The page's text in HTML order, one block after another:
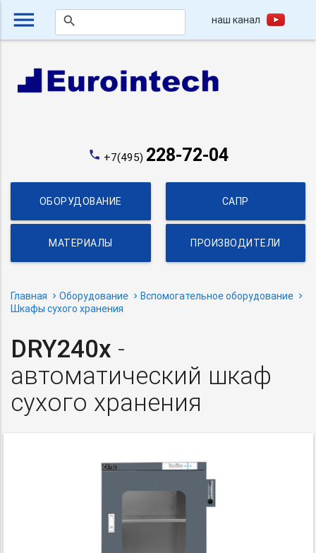
menu search наш канал
phone +7(495) 228-72-04
ОБОРУДОВАНИЕ САПР
МАТЕРИАЛЫ ПРОИЗВОДИТЕЛИ
Главная Оборудование
Вспомогательное оборудование
Шкафы сухого хранения
DRY240x -
автоматический шкаф
сухого хранения